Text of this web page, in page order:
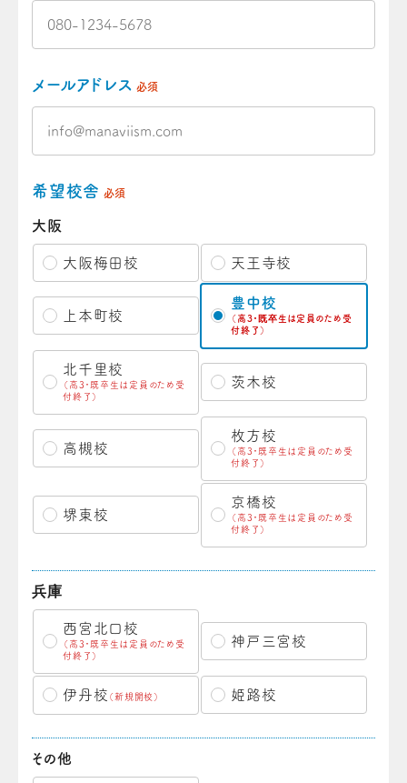
メールアドレス 必須
希望校舎 必須
大阪
大阪梅田校 天王寺校
上本町校
豊中校
（高3・既卒生は定員のため受
付終了）
北千里校
（高3・既卒生は定員のため受
付終了）
茨木校
高槻校
枚方校
（高3・既卒生は定員のため受
付終了）
堺東校
京橋校
（高3・既卒生は定員のため受
付終了）
兵庫
西宮北口校
（高3・既卒生は定員のため受
付終了）
神戸三宮校
伊丹校 （新規開校） 姫路校
その他